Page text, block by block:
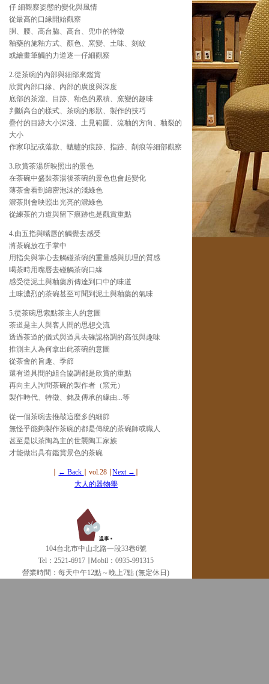
仔 細觀察姿態的變化與風情
從最高的口緣開始觀察
胴、腰、高台脇、高台、兜巾的特徵
釉藥的施釉方式、顏色、窯變、土味、刻紋
或繪畫筆觸的力道逐一仔細觀察
2.從茶碗的內部與細部來鑑賞
欣賞內部口緣、內部的廣度與深度
底部的茶溜、目跡、釉色的累積、窯變的趣味
判斷高台的樣式、茶碗的形狀、製作的技巧
疊付的目跡大小深淺、土見範圍、流釉的方向、釉裂的
大小
作家印記或落款、轆轤的痕跡、指跡、削痕等細部觀察
3.欣賞茶湯所映照出的景色
在茶碗中盛裝茶湯後茶碗的景色也會起變化
薄茶會看到綿密泡沫的淺綠色
濃茶則會映照出光亮的濃綠色
從練茶的力道與留下痕跡也是觀賞重點
4.由五指與嘴唇的觸覺去感受
將茶碗放在手掌中
用指尖與掌心去觸碰茶碗的重量感與肌理的質感
喝茶時用嘴唇去碰觸茶碗口緣
感受從泥土與釉藥所傳達到口中的味道
土味濃烈的茶碗甚至可聞到泥土與釉藥的氣味
5.從茶碗思索點茶主人的意圖
茶道是主人與客人間的思想交流
透過茶道的儀式與道具去確認格調的高低與趣味
推測主人為何拿出此茶碗的意圖
從茶會的旨趣、季節
還有道具間的組合協調都是欣賞的重點
再向主人詢問茶碗的製作者（窯元）
製作時代、特徵、銘及傳承的緣由...等
從一個茶碗去推敲這麼多的細節
無怪乎能夠製作茶碗的都是傳統的茶碗師或職人
甚至是以茶陶為主的世襲陶工家族
才能做出具有鑑賞景色的茶碗
← Back ∣ vol.28 ∣Next →
大人的器物學
104台北市中山北路一段33巷6號
Tel：2521-6917 ∣ Mobil：0935-991315
營業時間：每天中午12點～晚上7點 (無定休日)